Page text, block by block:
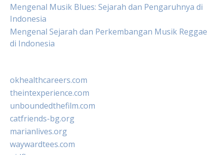
Mengenal Musik Blues: Sejarah dan Pengaruhnya di
Indonesia
Mengenal Sejarah dan Perkembangan Musik Reggae
di Indonesia
okhealthcareers.com
theintexperience.com
unboundedthefilm.com
catfriends-bg.org
marianlives.org
waywardtees.com